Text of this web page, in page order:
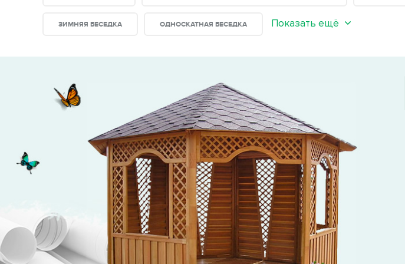
ЗИМНЯЯ БЕСЕДКА ОДНОСКАТНАЯ БЕСЕДКА Показать ещё